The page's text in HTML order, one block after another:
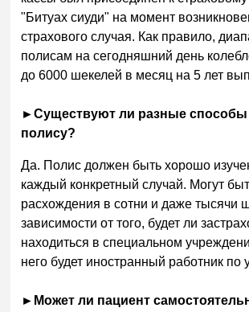
"Битуах сиуди" на момент
страхового случая. Как правило,
полисам на сегодняшний день
до 6000 шекелей в месяц на 5 лет
►Существуют ли разные
полису?
Да. Полис должен быть хорошо
каждый конкретный случай. Могут
расхождения в сотни и даже тысячи
зависимости от того, будет ли
находиться в специальном
него будет иностранный работник по
► Может ли пациент